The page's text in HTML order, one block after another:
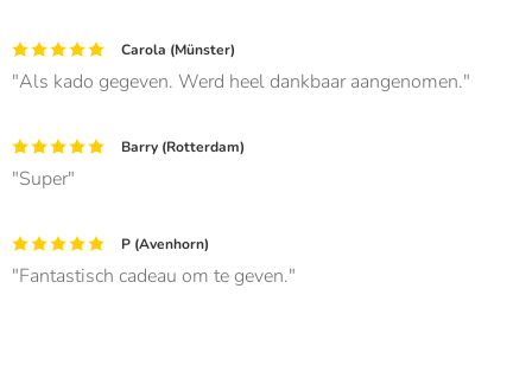
Carola (Münster)
Als kado gegeven. Werd heel dankbaar aangenomen.
Barry (Rotterdam)
Super
P (Avenhorn)
Fantastisch cadeau om te geven.